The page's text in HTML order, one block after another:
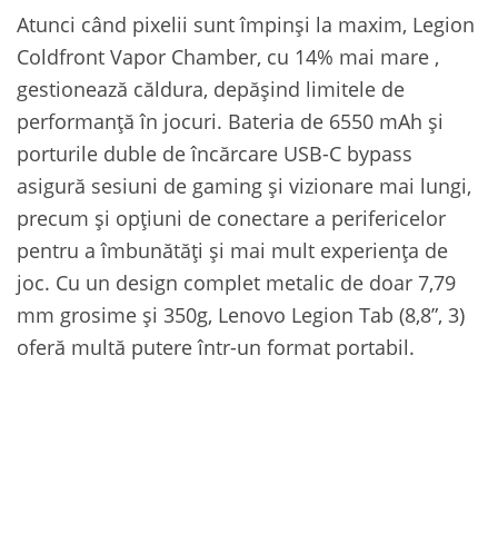
Atunci când pixelii sunt împinși la maxim, Legion
Coldfront Vapor Chamber, cu 14% mai mare ,
gestionează căldura, depășind limitele de
performanță în jocuri. Bateria de 6550 mAh și
porturile duble de încărcare USB-C bypass
asigură sesiuni de gaming și vizionare mai lungi,
precum și opțiuni de conectare a perifericelor
pentru a îmbunătăți și mai mult experiența de
joc. Cu un design complet metalic de doar 7,79
mm grosime și 350g, Lenovo Legion Tab (8,8”, 3)
oferă multă putere într-un format portabil.